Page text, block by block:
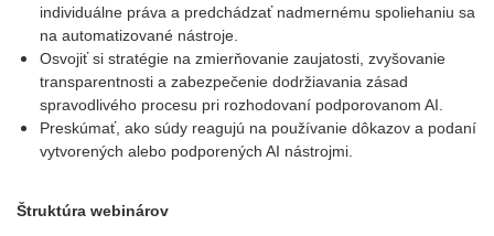
individuálne práva a predchádzať nadmernému spoliehaniu sa
na automatizované nástroje.
Osvojiť si stratégie na zmierňovanie zaujatosti, zvyšovanie
transparentnosti a zabezpečenie dodržiavania zásad
spravodlivého procesu pri rozhodovaní podporovanom AI.
Preskúmať, ako súdy reagujú na používanie dôkazov a podaní
vytvorených alebo podporených AI nástrojmi.
Štruktúra webinárov